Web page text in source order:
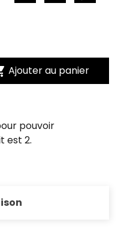
Ajouter au panier
pouvoir
est 2.